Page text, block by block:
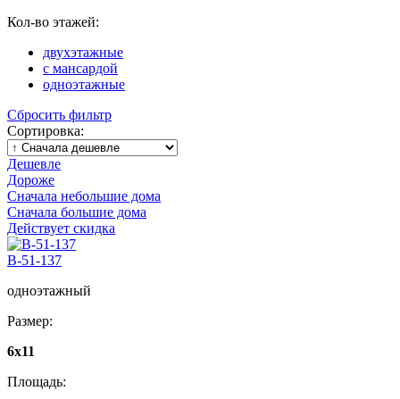
Кол-во этажей:
двухэтажные
с мансардой
одноэтажные
Сбросить фильтр
Сортировка:
Дешевле
Дороже
Сначала небольшие дома
Сначала большие дома
Действует скидка
B-51-137
одноэтажный
Размер:
6х11
Площадь: